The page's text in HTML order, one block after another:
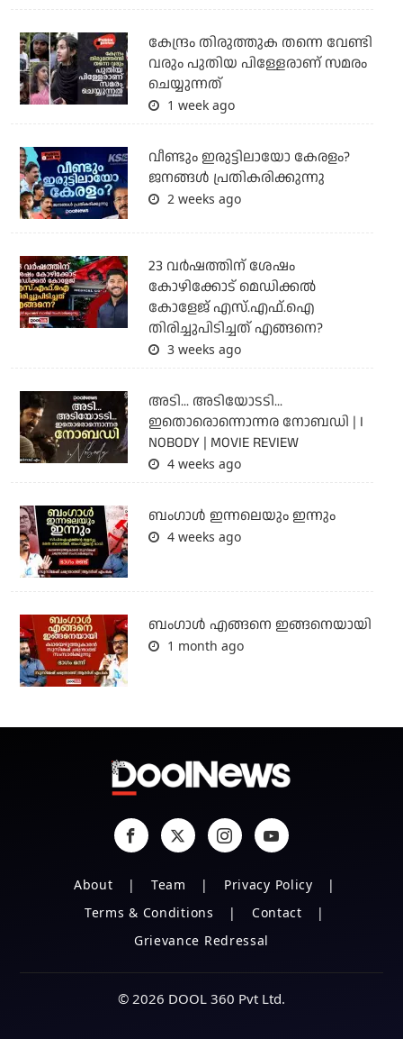
കേന്ദ്രം തിരുത്തുക തന്നെ വേണ്ടി
വരും പുതിയ പിള്ളേരാണ് സമരം
ചെയ്യുന്നത്
1 week ago
വീണ്ടും ഇരുട്ടിലായോ കേരളം?
ജനങ്ങൾ പ്രതികരിക്കുന്നു
2 weeks ago
23 വർഷത്തിന് ശേഷം
കോഴിക്കോട് മെഡിക്കൽ
കോളേജ് എസ്.എഫ്.ഐ
തിരിച്ചുപിടിച്ചത് എങ്ങനെ?
3 weeks ago
അടി... അടിയോടടി...
ഇതൊരൊന്നൊന്നര നോബഡി | I
NOBODY | MOVIE REVIEW
4 weeks ago
ബംഗാള്‍ ഇന്നലെയും ഇന്നും
4 weeks ago
ബം​ഗാൾ എങ്ങനെ ഇങ്ങനെയായി
1 month ago
About Team
Privacy Policy
Terms & Conditions
Contact
Grievance Redressal
© 2026 DOOL 360 Pvt Ltd.